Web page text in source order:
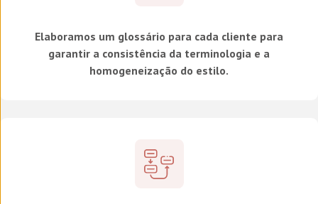
Elaboramos um glossário para cada cliente para
garantir a consistência da terminologia e a
homogeneização do estilo.